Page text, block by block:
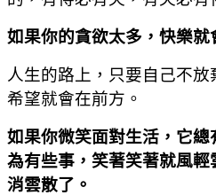
如果你的貪欲太多，快樂就
人生的路上，只要自己不
希望就會在前方。
如果你微笑面對生活，它總
為有些事，笑著笑著就風
消雲散了。